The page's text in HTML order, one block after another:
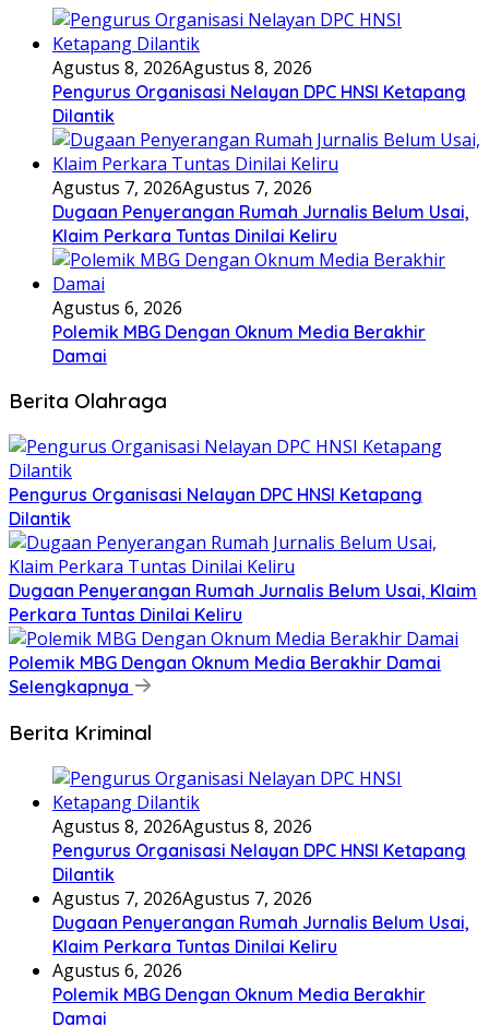
Agustus 8, 2026Agustus 8, 2026
Pengurus Organisasi Nelayan DPC HNSI Ketapang
Dilantik
Agustus 7, 2026Agustus 7, 2026
Dugaan Penyerangan Rumah Jurnalis Belum Usai,
Klaim Perkara Tuntas Dinilai Keliru
Agustus 6, 2026
Polemik MBG Dengan Oknum Media Berakhir
Damai
Berita Olahraga
Pengurus Organisasi Nelayan DPC HNSI Ketapang
Dilantik
Dugaan Penyerangan Rumah Jurnalis Belum Usai, Klaim
Perkara Tuntas Dinilai Keliru
Polemik MBG Dengan Oknum Media Berakhir Damai
Selengkapnya
Berita Kriminal
Agustus 8, 2026Agustus 8, 2026
Pengurus Organisasi Nelayan DPC HNSI Ketapang
Dilantik
Agustus 7, 2026Agustus 7, 2026
Dugaan Penyerangan Rumah Jurnalis Belum Usai,
Klaim Perkara Tuntas Dinilai Keliru
Agustus 6, 2026
Polemik MBG Dengan Oknum Media Berakhir
Damai